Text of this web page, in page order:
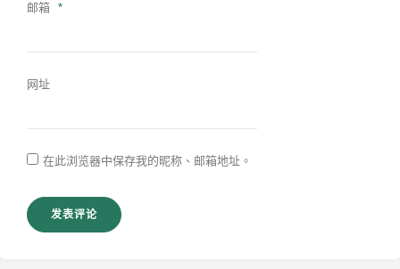
邮箱 *
网址
在此浏览器中保存我的昵称、邮箱地址。